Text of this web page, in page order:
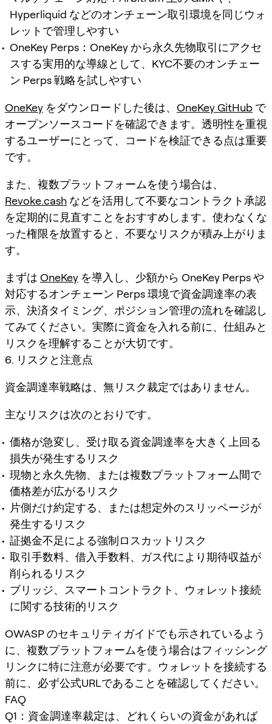
Hyperliquid などのオンチェーン取引環境を同じウォ
レットで管理しやすい
OneKey Perps：OneKey から永久先物取引にアクセ
スする実用的な導線として、KYC不要のオンチェー
ン Perps 戦略を試しやすい
OneKey をダウンロードした後は、 OneKey GitHub で
オープンソースコードを確認できます。透明性を重視
するユーザーにとって、コードを検証できる点は重要
です。
また、複数プラットフォームを使う場合は、
Revoke.cash などを活用して不要なコントラクト承認
を定期的に見直すことをおすすめします。使わなくな
った権限を放置すると、不要なリスクが積み上がりま
す。
まずは OneKey を導入し、少額から OneKey Perps や
対応するオンチェーン Perps 環境で資金調達率の表
示、決済タイミング、ポジション管理の流れを確認し
てみてください。実際に資金を入れる前に、仕組みと
リスクを理解することが大切です。
6. リスクと注意点
資金調達率戦略は、無リスク裁定ではありません。
主なリスクは次のとおりです。
価格が急変し、受け取る資金調達率を大きく上回る
損失が発生するリスク
現物と永久先物、または複数プラットフォーム間で
価格差が広がるリスク
片側だけ約定する、または想定外のスリッページが
発生するリスク
証拠金不足による強制ロスカットリスク
取引手数料、借入手数料、ガス代により期待収益が
削られるリスク
ブリッジ、スマートコントラクト、ウォレット接続
に関する技術的リスク
OWASP のセキュリティガイドでも示されているよう
に、複数プラットフォームを使う場合はフィッシング
リンクに特に注意が必要です。ウォレットを接続する
前に、必ず公式URLであることを確認してください。
FAQ
Q1：資金調達率裁定は、どれくらいの資金があれば